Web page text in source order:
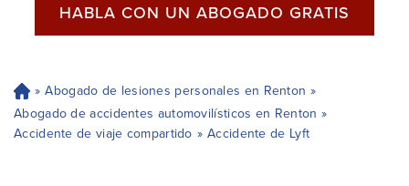
HABLA CON UN ABOGADO GRATIS
H
og
ar
» Abogado de lesiones personales en Renton »
Abogado de accidentes automovilísticos en Renton »
Accidente de viaje compartido » Accidente de Lyft